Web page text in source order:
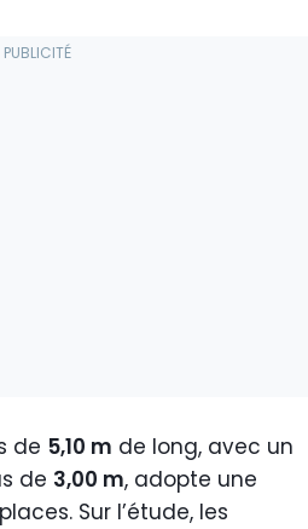
de 5,10 m de long, avec un
de 3,00 m, adopte une
places. Sur l’étude, les